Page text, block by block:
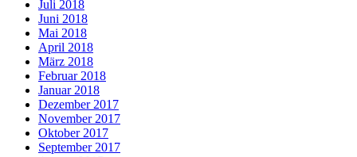
Juli 2018
Juni 2018
Mai 2018
April 2018
März 2018
Februar 2018
Januar 2018
Dezember 2017
November 2017
Oktober 2017
September 2017